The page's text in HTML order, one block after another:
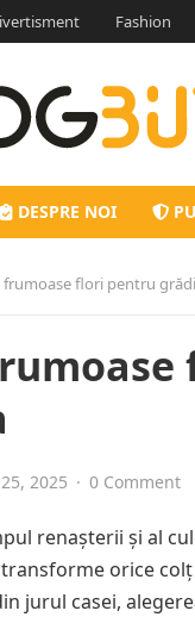
Fashion
DESPRE NOI
frumoase flori pentru
2025 · 0 Comment
renașterii și al
orice
jurul casei,